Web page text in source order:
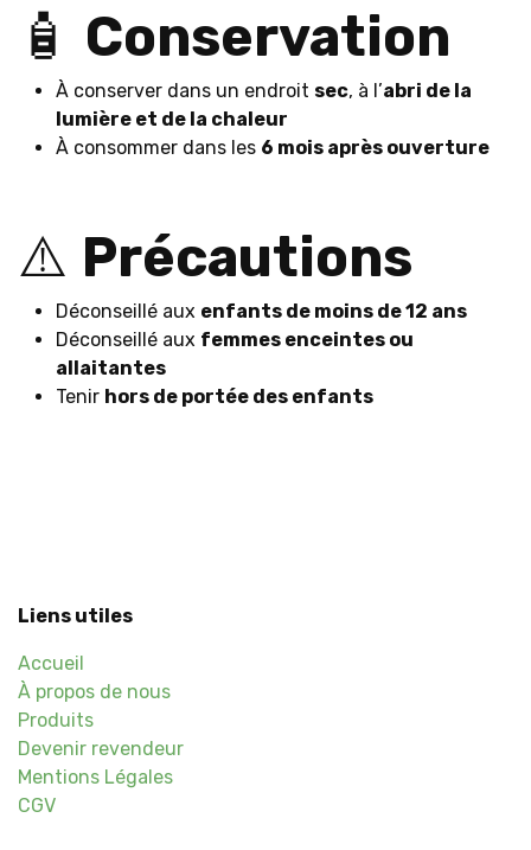
🧴 Conservation
À conserver dans un endroit sec, à l’abri de la
lumière et de la chaleur
À consommer dans les 6 mois après ouverture
⚠️ Précautions
Déconseillé aux enfants de moins de 12 ans
Déconseillé aux femmes enceintes ou
allaitantes
Tenir hors de portée des enfants
Liens utiles
Accueil
À propos de nous
Produits
Devenir revendeur
Mentions Légales
CGV